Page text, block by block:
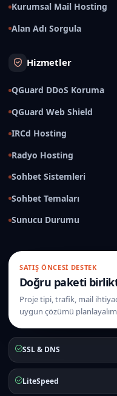
Kurumsal Mail Hosting
Alan Adı Sorgula
Hizmetler
QGuard DDoS Koruma
QGuard Web Shield
IRCd Hosting
Radyo Hosting
Sohbet Sistemleri
Sohbet Temaları
Sunucu Durumu
SATIŞ ÖNCESI DESTEK
Doğru paketi
Proje tipi, trafik, mail
uygun çözümü
SSL & DNS
LiteSpeed